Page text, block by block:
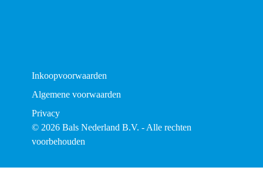
Inkoopvoorwaarden
Algemene voorwaarden
Privacy
© 2026 Bals Nederland B.V. - Alle rechten
voorbehouden